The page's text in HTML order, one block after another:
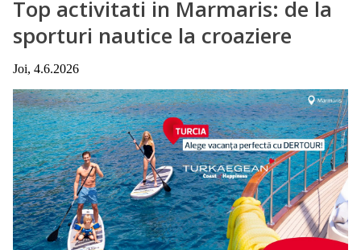
Top activitati in Marmaris: de la
sporturi nautice la croaziere
Joi, 4.6.2026